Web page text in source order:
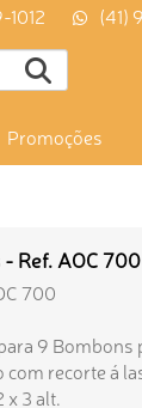
1012 (41)
Promoções
Ref. AOC 700
700
9 Bombons
recorte á
x 3 alt.